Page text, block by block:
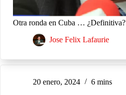
Otra ronda en Cuba … ¿Definitiva?
Jose Felix Lafaurie
20 enero, 2024 6 mins